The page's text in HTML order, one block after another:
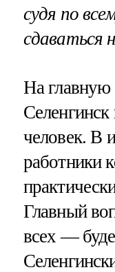
судя по
сдаваться
На главную
человек. В
работники
Главный
всех —